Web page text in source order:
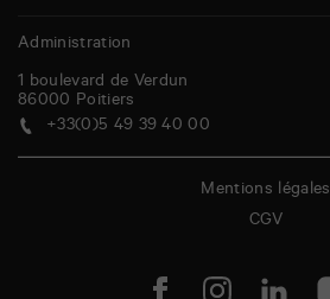
Administration
1 boulevard de Verdun
86000 Poitiers
+33(0)5 49 39 40 00
Mentions légales
CGV